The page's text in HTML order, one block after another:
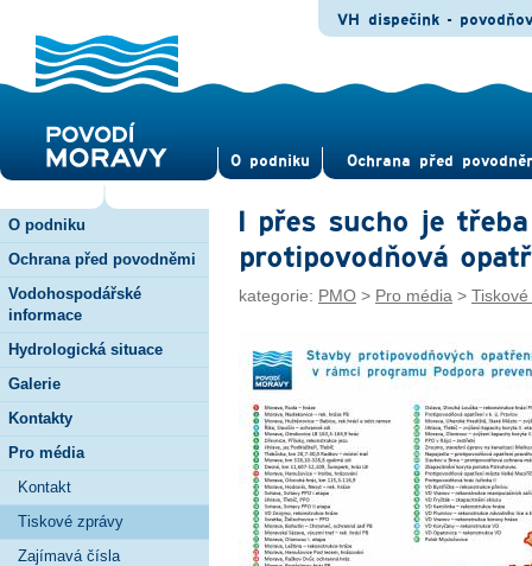
O pod­niku Ochrana před
VH dispečink -
O podniku
Ochrana před povodněmi
Vodohospodářské
informace
Hydrologická situace
Galerie
Kontakty
Pro média
Kontakt
Tiskové zprávy
Zajímavá čísla
I přes sucho je
protipovodňová
kategorie: PMO > Pro média >